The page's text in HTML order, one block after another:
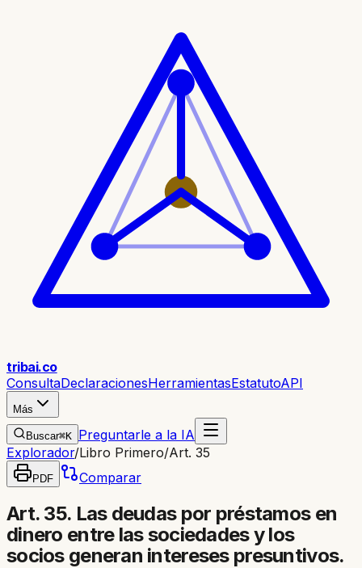
tribai.co
ConsultaDeclaracionesHerramientasEstatutoAPI
Más
Buscar⌘K Preguntarle a la IA
Explorador/Libro Primero/Art. 35
PDF Comparar
Art. 35. Las deudas por préstamos en
dinero entre las sociedades y los
socios generan intereses presuntivos.